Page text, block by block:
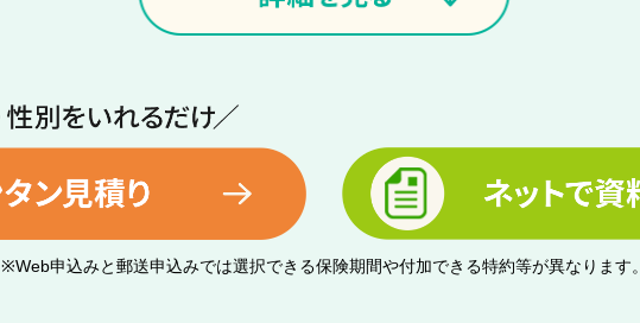
※Web申込みと郵送申込みでは選択できる保険期間や付加できる特約等が異なります。